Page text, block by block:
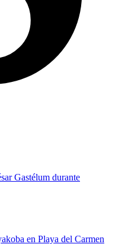
Gastélum durante
en Playa del Carmen